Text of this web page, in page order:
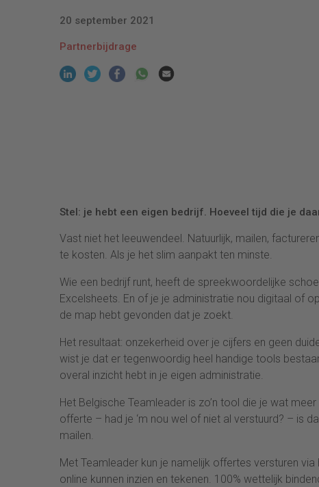
20 september 2021
Partnerbijdrage
Stel: je hebt een eigen bedrijf. Hoeveel tijd die je
Vast niet het leeuwendeel. Natuurlijk, mailen,
te kosten. Als je het slim aanpakt ten minste.
Wie een bedrijf runt, heeft de spreekwoordelijke
Excelsheets. En of je je administratie nou digitaal of
de map hebt gevonden dat je zoekt.
Het resultaat: onzekerheid over je cijfers en geen
wist je dat er tegenwoordig heel handige tools
overal inzicht hebt in je eigen administratie.
Het Belgische Teamleader is zo’n tool die je wat
offerte – had je ‘m nou wel of niet al verstuurd? – is
mailen.
Met Teamleader kun je namelijk offertes versturen
online kunnen inzien en tekenen. 100% wettelijk